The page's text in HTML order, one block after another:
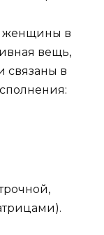
женщины в
вещь,
связаны в